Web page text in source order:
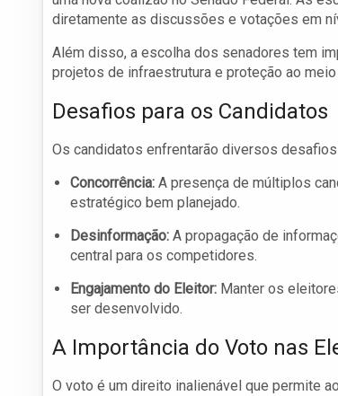
diretamente as discussões e votações em
Além disso, a escolha dos senadores tem
projetos de infraestrutura e proteção ao
Desafios para os Candidatos
Os candidatos enfrentarão diversos
Concorrência: A presença de múltiplos
estratégico bem planejado.
Desinformação: A propagação de
central para os competidores.
Engajamento do Eleitor: Manter os
ser desenvolvido.
A Importância do Voto nas
O voto é um direito inalienável que permite